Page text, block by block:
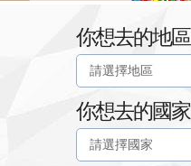
你想去的地區
你想去的國家